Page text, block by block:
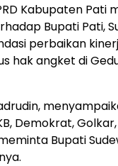
Kabupaten Pati
Bupati Pati,
perbaikan
hak angket di
Demokrat,
Bupati